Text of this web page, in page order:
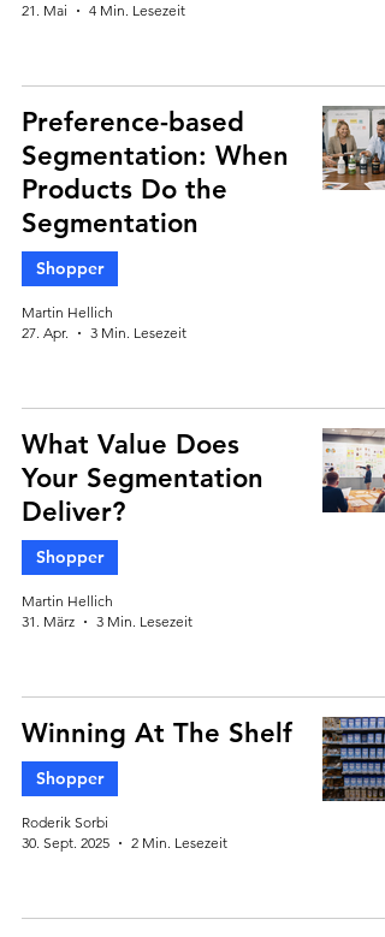
21. Mai
4 Min. Lesezeit
Preference-based
Segmentation: When
Products Do the
Segmentation
Shopper
Martin Hellich
27. Apr.
3 Min. Lesezeit
What Value Does
Your Segmentation
Deliver?
Shopper
Martin Hellich
31. März
3 Min. Lesezeit
Winning At The Shelf
Shopper
Roderik Sorbi
30. Sept. 2025
2 Min. Lesezeit